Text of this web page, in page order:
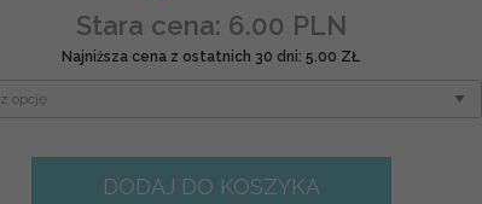
Stara cena: 6.00 PLN
Najniższa cena z ostatnich 30 dni: 5.00 ZŁ
DODAJ DO KOSZYKA